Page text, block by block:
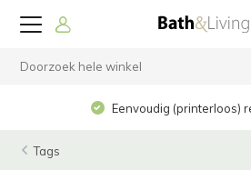
Eenvoudig (printerloos)
Tags